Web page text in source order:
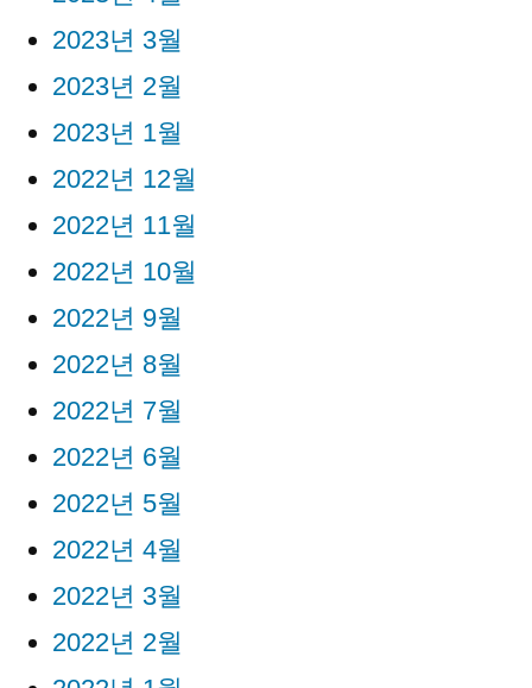
2023년 3월
2023년 2월
2023년 1월
2022년 12월
2022년 11월
2022년 10월
2022년 9월
2022년 8월
2022년 7월
2022년 6월
2022년 5월
2022년 4월
2022년 3월
2022년 2월